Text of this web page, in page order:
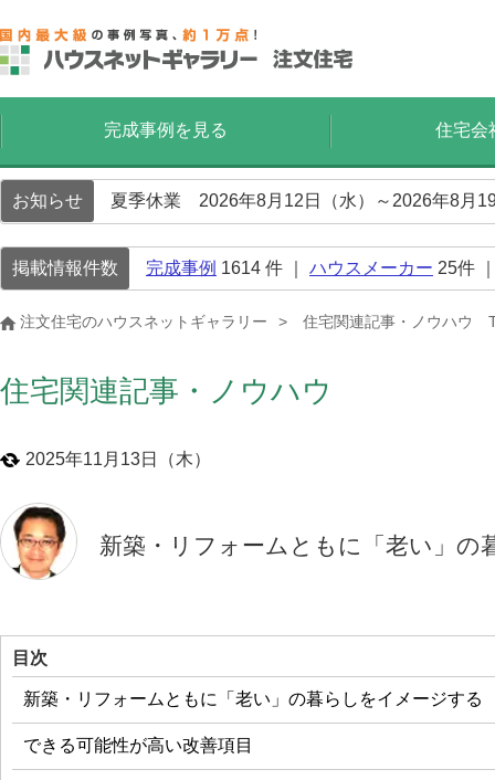
完成事例を見る 住宅会
お知らせ 夏季休業 2026年8月12日（水）～2026年8月
掲載情報件数 完成事例 1614 件 ｜ ハウスメーカー 25件
注文住宅のハウスネットギャラリー 住宅関連記事・ノウハウ
住宅関連記事・ノウハウ
2025年11月13日（木）
新築・リフォームともに「老い」の
目次
新築・リフォームともに「老い」の暮らしをイメージする
できる可能性が高い改善項目